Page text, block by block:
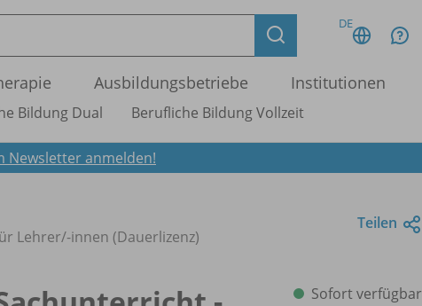
DE
Ausbildungsbetriebe Institutionen
Bildung Dual Berufliche Bildung Vollzeit
Newsletter anmelden!
Lehrer/-innen (Dauerlizenz)
Teilen
Sofort verfügbar